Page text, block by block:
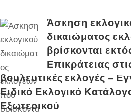
Άσκηση
δικαιώματος
βρίσκονται
Επικράτειας
βουλευτικές εκλογές –
Ειδικό Εκλογικό
Εξωτερικού